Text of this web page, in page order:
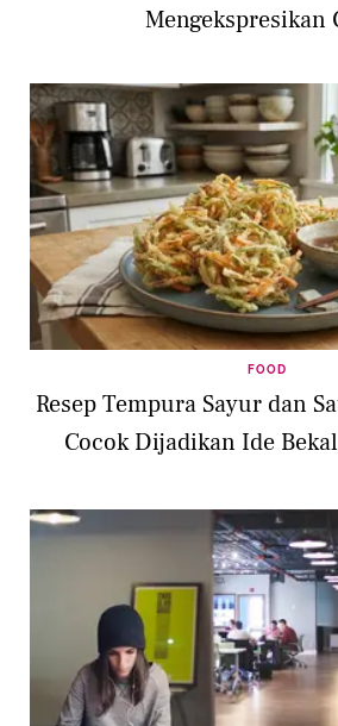
Mengekspresikan
FOOD
Resep Tempura Sayur dan
Cocok Dijadikan Ide